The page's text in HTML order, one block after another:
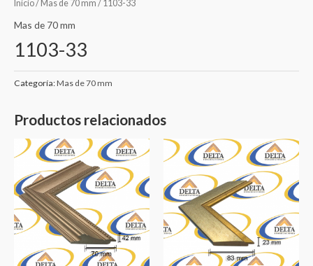
Inicio/ Mas de 70 mm / 1103-33
Mas de 70 mm
1103-33
Categoría:Mas de 70 mm
Productos relacionados